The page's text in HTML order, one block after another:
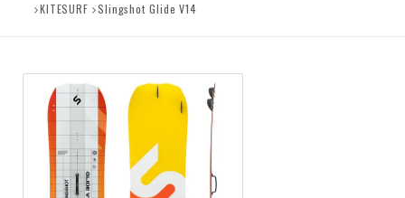
KITESURF Slingshot Glide V14